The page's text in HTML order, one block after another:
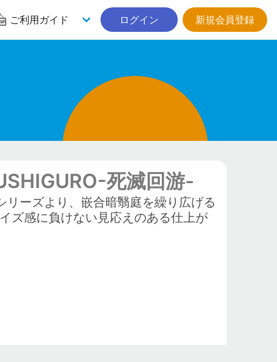
ご利用ガイド ログイン 新規会員登録
死滅回游-
ーズより、嵌合暗翳庭を繰り広げる
ズ感に負けない見応えのある仕上が